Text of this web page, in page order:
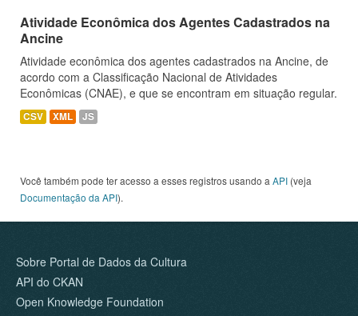
Atividade Econômica dos Agentes Cadastrados na
Ancine
Atividade econômica dos agentes cadastrados na Ancine, de
acordo com a Classificação Nacional de Atividades
Econômicas (CNAE), e que se encontram em situação regular.
CSV XML JS
Você também pode ter acesso a esses registros usando a API (veja
Documentação da API).
Sobre Portal de Dados da Cultura
API do CKAN
Open Knowledge Foundation